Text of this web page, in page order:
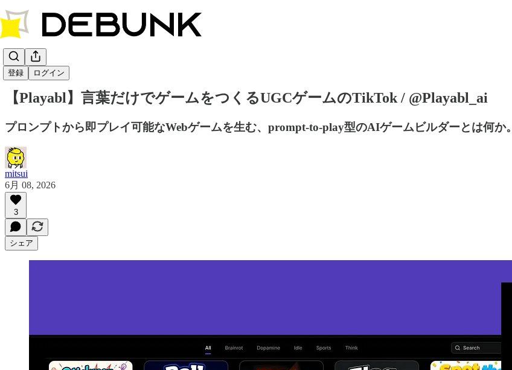
登録 ログイン
DEBUNK AI
【Playabl】言葉だけでゲームをつくるUGCゲームのTikTok / @Playabl_ai
プロンプトから即プレイ可能なWebゲームを生む、prompt-to-play型のAIゲームビルダーとは何か。
mitsui
6月 08, 2026
3
シェア